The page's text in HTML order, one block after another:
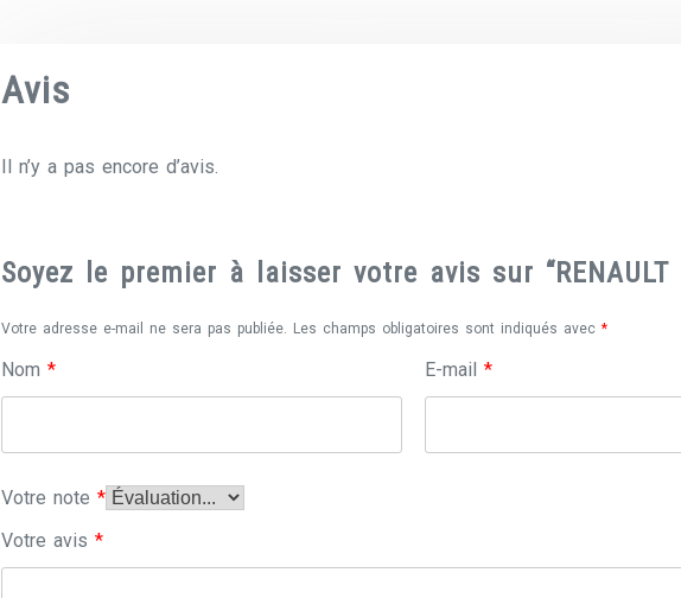
Avis
Il n’y a pas encore d’avis.
Soyez le premier à laisser votre avis sur “RENAULT
Votre adresse e-mail ne sera pas publiée. Les champs obligatoires sont indiqués avec *
Nom * E-mail *
Votre note *
Votre avis *